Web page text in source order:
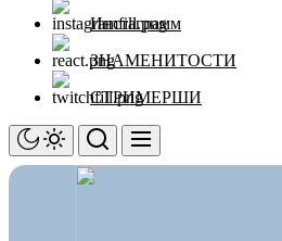
Инстаграмм
ЗНАМЕНИТОСТИ
СТРИМЕРШИ